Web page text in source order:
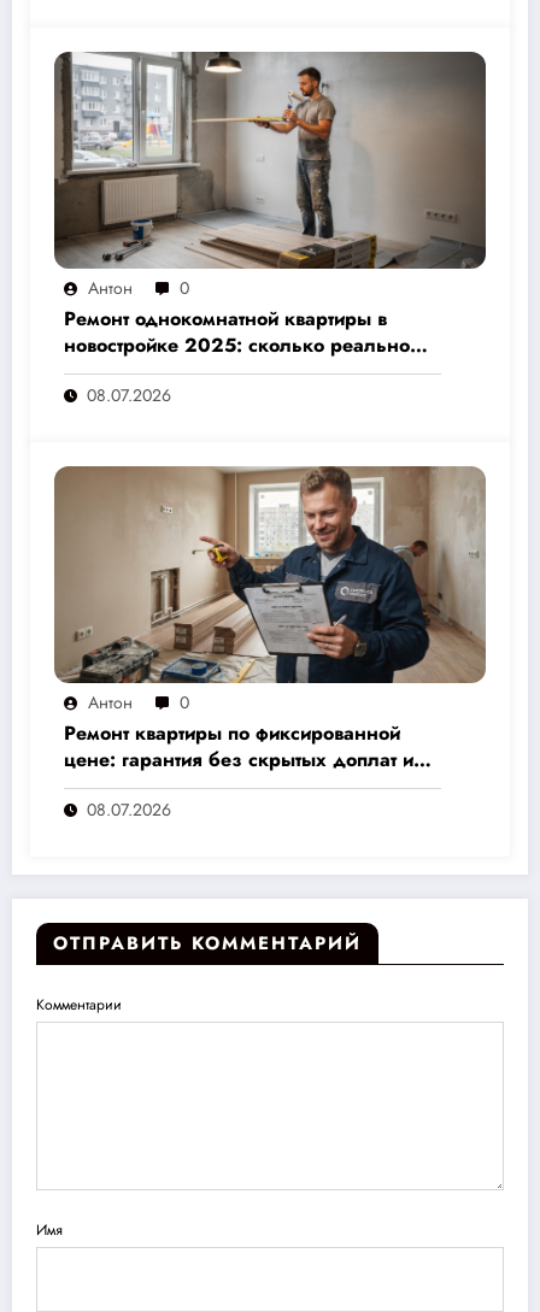
Антон 0
Ремонт однокомнатной квартиры в
новостройке 2025: сколько реально
стоит и как не переплатить — полный
расчёт от 500 000 рублей
08.07.2026
Антон 0
Ремонт квартиры по фиксированной
цене: гарантия без скрытых доплат и
переплат
08.07.2026
ОТПРАВИТЬ КОММЕНТАРИЙ
Комментарии
Имя